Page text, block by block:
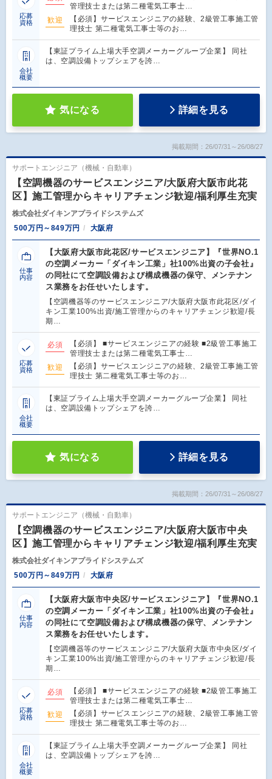
応募
資格
管理技士または第二種電気工事士…
歓迎
【必須】サービスエンジニアの経験、2級管工事施工管
理技士 第二種電気工事士等のお…
会社
概要
【東証プライム上場大手空調メーカーグループ企業】 同社
は、空調設備トップシェアを誇…
気になる 詳細を見る
掲載期間：26/07/31～26/08/27
サポートエンジニア（機械・自動車）
【空調機器のサービスエンジニア/大阪府大阪市此花
区】施工管理からキャリアチェンジ歓迎/福利厚生充実
株式会社ダイキンアプライドシステムズ
500万円～849万円
大阪府
仕事
内容
【大阪府大阪市此花区/サービスエンジニア】『世界NO.1
の空調メーカー「ダイキン工業」社100%出資の子会社』
の同社にて空調設備および構成機器の保守、メンテナン
ス業務をお任せいたします。
【空調機器等のサービスエンジニア/大阪府大阪市此花区/ダイ
キン工業100%出資/施工管理からのキャリアチェンジ歓迎/長
期…
応募
資格
必須
【必須】 ■サービスエンジニアの経験 ■2級管工事施工
管理技士または第二種電気工事士…
歓迎
【必須】サービスエンジニアの経験、2級管工事施工管
理技士 第二種電気工事士等のお…
会社
概要
【東証プライム上場大手空調メーカーグループ企業】 同社
は、空調設備トップシェアを誇…
気になる 詳細を見る
掲載期間：26/07/31～26/08/27
サポートエンジニア（機械・自動車）
【空調機器のサービスエンジニア/大阪府大阪市中央
区】施工管理からキャリアチェンジ歓迎/福利厚生充実
株式会社ダイキンアプライドシステムズ
500万円～849万円
大阪府
仕事
内容
【大阪府大阪市中央区/サービスエンジニア】『世界NO.1
の空調メーカー「ダイキン工業」社100%出資の子会社』
の同社にて空調設備および構成機器の保守、メンテナン
ス業務をお任せいたします。
【空調機器等のサービスエンジニア/大阪府大阪市中央区/ダイ
キン工業100%出資/施工管理からのキャリアチェンジ歓迎/長
期…
応募
資格
必須
【必須】 ■サービスエンジニアの経験 ■2級管工事施工
管理技士または第二種電気工事士…
歓迎
【必須】サービスエンジニアの経験、2級管工事施工管
理技士 第二種電気工事士等のお…
会社
概要
【東証プライム上場大手空調メーカーグループ企業】 同社
は、空調設備トップシェアを誇…